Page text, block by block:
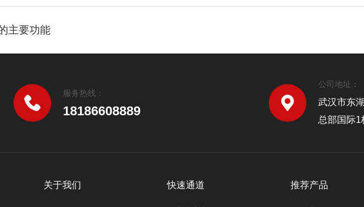
主要功能
服务热线：
18186608889
公司地址：
武汉市东
总部国际1
关于我们 快速通道 推荐产品